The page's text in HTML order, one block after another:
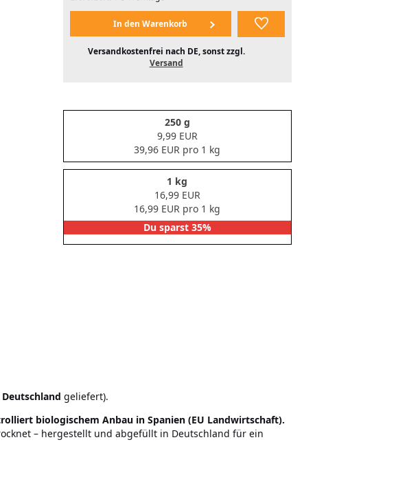
Versandkostenfrei nach DE, sonst zzgl.
Versand
250 g
9,99 EUR
39,96 EUR pro 1 kg
1 kg
16,99 EUR
16,99 EUR pro 1 kg
Du sparst 35%
geliefert).
biologischem Anbau in Spanien (EU Landwirtschaft).
– hergestellt und abgefüllt in Deutschland für ein